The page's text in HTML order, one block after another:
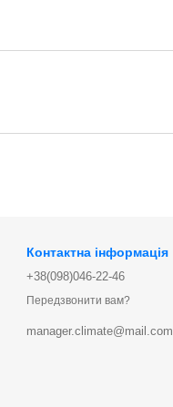
Контактна інформація
+38(098)046-22-46
Передзвонити вам?
manager.climate@mail.com